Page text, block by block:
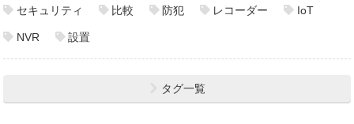
セキュリティ 比較 防犯 レコーダー IoT
NVR 設置
タグ一覧